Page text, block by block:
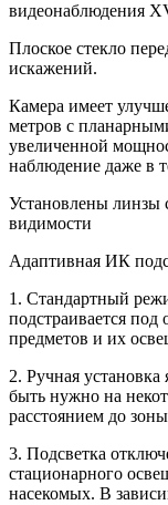
видеонаблюдения
Плоское стекло
искажений.
Камера имеет
метров с
увеличенной
наблюдение даже в
Установлены линзы
видимости
Адаптивная ИК
1. Стандартный
подстраивается
предметов и их
2. Ручная
быть нужно на
расстоянием до
3. Подсветка
стационарного
насекомых. В